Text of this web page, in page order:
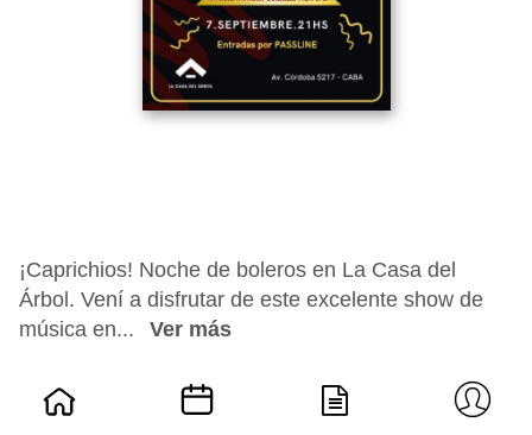
¡Caprichios! Noche de boleros en La Casa del
Árbol. Vení a disfrutar de este excelente show de
música en...
Ver más